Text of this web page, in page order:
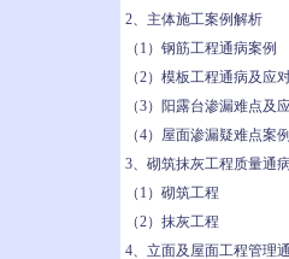
2、主体施工案例解析
（1）钢筋工程通病案例
（2）模板工程通病及应
（3）阳露台渗漏难点及
（4）屋面渗漏疑难点案
3、砌筑抹灰工程质量通
（1）砌筑工程
（2）抹灰工程
4、立面及屋面工程管理